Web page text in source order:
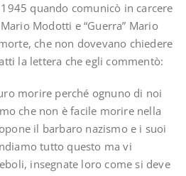
quando comunicò in carcere
Modotti e “Guerra” Mario
che non dovevano chiedere
la lettera che egli commentò:
morire perché ognuno di noi
che non è facile morire nella
il barbaro nazismo e i suoi
tutto questo ma vi
insegnate loro come si deve